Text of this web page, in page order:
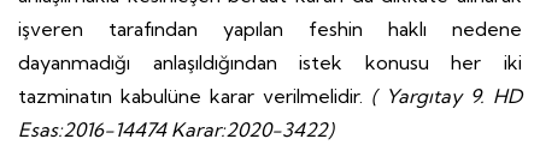
işveren tarafından yapılan feshin haklı nedene
dayanmadığı anlaşıldığından istek konusu her iki
tazminatın kabulüne karar verilmelidir. ( Yargıtay 9. HD
Esas:2016-14474 Karar:2020-3422)